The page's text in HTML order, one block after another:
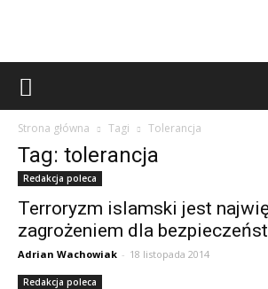
Strona główna Tagi Tolerancja
Tag: tolerancja
Redakcja poleca
Terroryzm islamski jest
zagrożeniem dla
Adrian Wachowiak - 18 listopada 2014
Redakcja poleca